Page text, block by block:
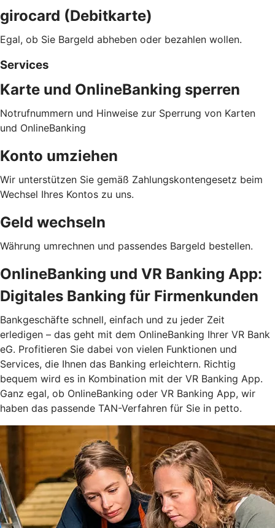
girocard (Debitkarte)
Egal, ob Sie Bargeld abheben oder bezahlen wollen.
Services
Karte und OnlineBanking sperren
Notrufnummern und Hinweise zur Sperrung von Karten
und OnlineBanking
Konto umziehen
Wir unterstützen Sie gemäß Zahlungskontengesetz beim
Wechsel Ihres Kontos zu uns.
Geld wechseln
Währung umrechnen und passendes Bargeld bestellen.
OnlineBanking und VR Banking App:
Digitales Banking für Firmenkunden
Bankgeschäfte schnell, einfach und zu jeder Zeit
erledigen – das geht mit dem OnlineBanking Ihrer VR Bank
eG. Profitieren Sie dabei von vielen Funktionen und
Services, die Ihnen das Banking erleichtern. Richtig
bequem wird es in Kombination mit der VR Banking App.
Ganz egal, ob OnlineBanking oder VR Banking App, wir
haben das passende TAN-Verfahren für Sie in petto.